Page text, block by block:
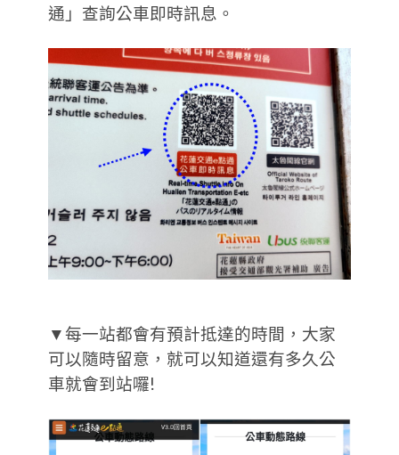
通」查詢公車即時訊息。
▼每一站都會有預計抵達的時間，大家
可以隨時留意，就可以知道還有多久公
車就會到站囉!